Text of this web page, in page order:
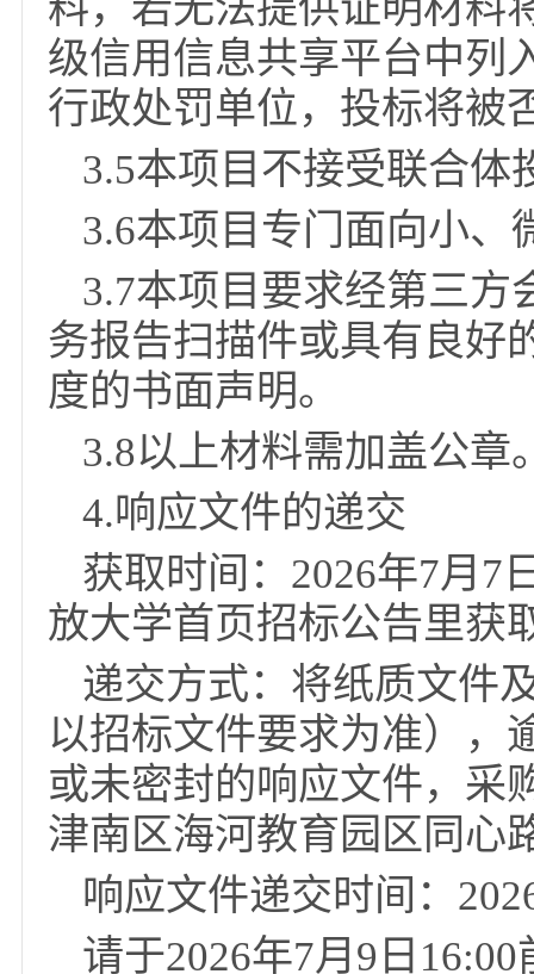
来无重大违法记录的书
3.4投标人须提供信
（
审查时，以上述网站
标人，若相关失信记
料，若无法提供证明
级信用信息共享平台
行政处罚单位，投标
3.5本项目不接受联
3.6本项目专门面向
3.7本项目要求经第
务报告扫描件或具有
度的书面声明。
3.8以上材料需加盖公
4.响应文件的递交
获取时间：2026年7